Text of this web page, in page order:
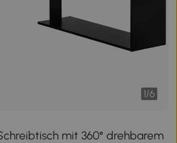
1/6
mit 360° drehbarem